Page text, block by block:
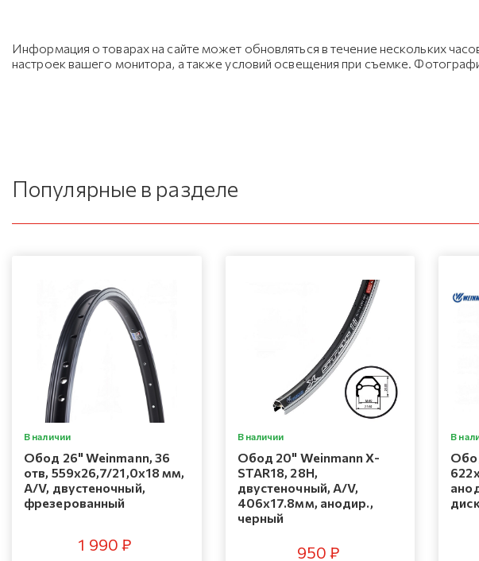
Информация о товарах на сайте может обновляться в течение нескольких
настроек вашего монитора, а также условий освещения при съемке.
Популярные в разделе
В наличии
Обод 26" Weinmann, 36
отв, 559x26,7/21,0x18 мм,
A/V, двустеночный,
фрезерованный
1 990 ₽
В наличии
Обод 20" Weinmann X-
STAR18, 28H,
двустеночный, A/V,
406x17.8мм, анодир.,
черный
950 ₽
В